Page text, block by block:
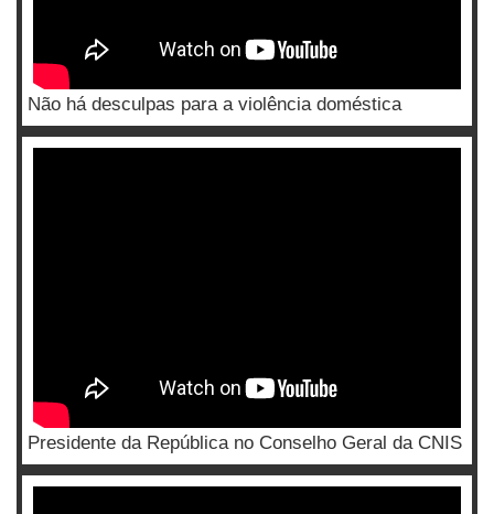
Não há desculpas para a violência doméstica
Presidente da República no Conselho Geral da CNIS